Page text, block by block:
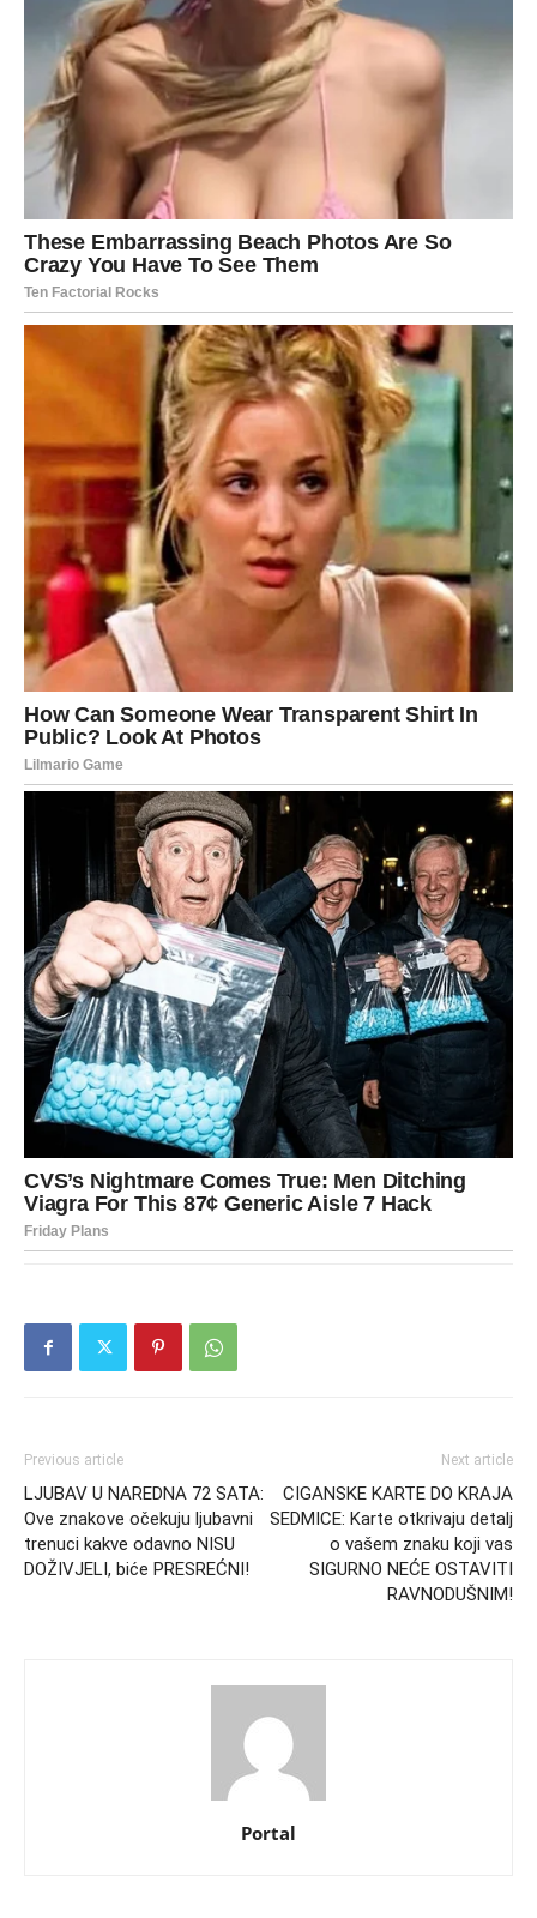
Previous article
LJUBAV U NAREDNA 72 SATA:
Ove znakove očekuju ljubavni
trenuci kakve odavno NISU
DOŽIVJELI, biće PRESREĆNI!
Next article
CIGANSKE KARTE DO KRAJA
SEDMICE: Karte otkrivaju detalj
o vašem znaku koji vas
SIGURNO NEĆE OSTAVITI
RAVNODUŠNIM!
Portal